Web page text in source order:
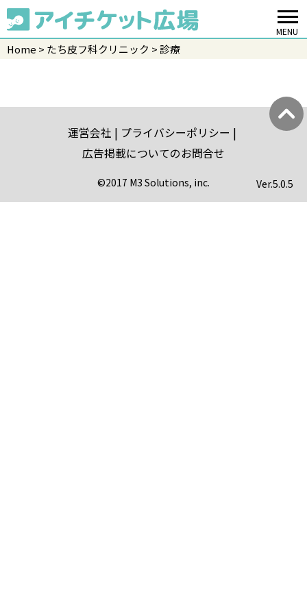
MENU
Home たち皮フ科クリニック 診療
運営会社
プライバシーポリシー
広告掲載についてのお問合せ
©2017 M3 Solutions, inc. Ver.5.0.5